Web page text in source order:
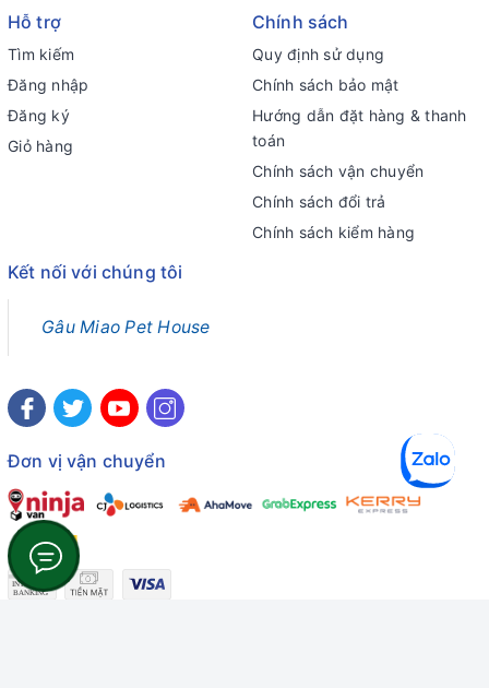
Hỗ trợ
Tìm kiếm
Đăng nhập
Đăng ký
Giỏ hàng
Chính sách
Quy định sử dụng
Chính sách bảo mật
Hướng dẫn đặt hàng & thanh
toán
Chính sách vận chuyển
Chính sách đổi trả
Chính sách kiểm hàng
Kết nối với chúng tôi
Gâu Miao Pet House
Đơn vị vận chuyển